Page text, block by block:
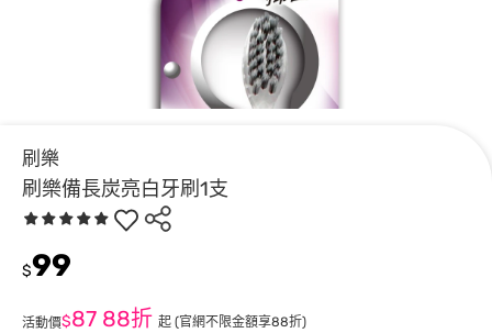
刷樂
刷樂備長炭亮白牙刷1支
$99
活動價$87 88折 起 (官網不限金額享88折)